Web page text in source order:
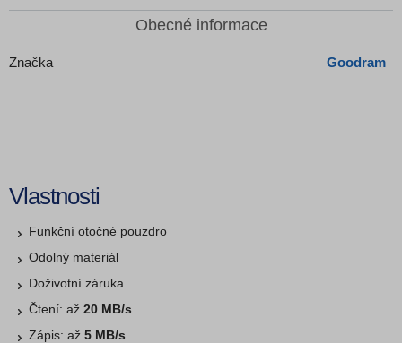
Obecné informace
Značka Goodram
Vlastnosti
Funkční otočné pouzdro
Odolný materiál
Doživotní záruka
Čtení: až 20 MB/s
Zápis: až 5 MB/s